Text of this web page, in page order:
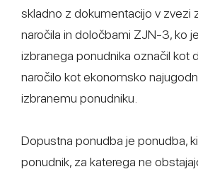
skladno z dokumentacijo v zvezi
naročila in določbami ZJN-3, ko
izbranega ponudnika označil kot
naročilo kot ekonomsko
izbranemu ponudniku.
Dopustna ponudba je ponudba,
ponudnik, za katerega ne